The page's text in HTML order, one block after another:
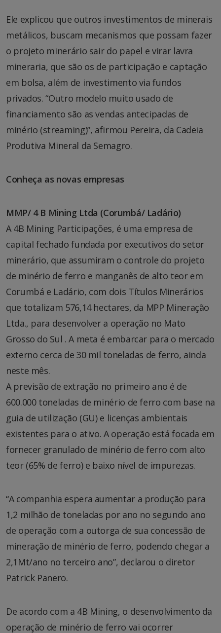
Ele explicou que outros investimentos de minerais
metálicos, buscam mecanismos que possam fazer
o projeto minerário sair do papel e virar lavra
mineraria, que são os de participação e captação
em bolsa, além de investimento via fundos
privados. “Outro modelo muito usado de
financiamento são as vendas antecipadas de
minério (streaming)”, afirmou Pereira, da Cadeia
Produtiva Mineral da Semagro.
Conheça as novas empresas
MMP/ 4 B Mining Ltda (Corumbá/ Ladário)
A 4B Mining Participações, é uma empresa de
capital fechado fundada por executivos do setor
minerário, que assumiram o controle do projeto
de minério de ferro e manganês de alto teor em
Corumbá e Ladário, com dois Títulos Minerários
que totalizam 576,14 hectares, da MPP Mineração
Ltda., para desenvolver a operação no Mato
Grosso do Sul . A meta é embarcar para o mercado
externo cerca de 30 mil toneladas de ferro, ainda
neste mês.
A previsão de extração no primeiro ano é de
600.000 toneladas de minério de ferro com base na
guia de utilização (GU) e licenças ambientais
existentes para o ativo. A operação está focada em
fornecer granulado de minério de ferro com alto
teor (65% de ferro) e baixo nível de impurezas.
“A companhia espera aumentar a produção para
1,2 milhão de toneladas por ano no segundo ano
de operação com a outorga de sua concessão de
mineração de minério de ferro, podendo chegar a
2,1Mt/ano no terceiro ano”, declarou o diretor
Patrick Panero.
De acordo com a 4B Mining, o desenvolvimento da
operação de minério de ferro vai ocorrer